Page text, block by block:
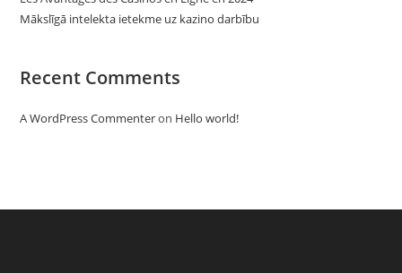
Mākslīgā intelekta ietekme uz kazino darbību
Recent Comments
A WordPress Commenteron Hello world!